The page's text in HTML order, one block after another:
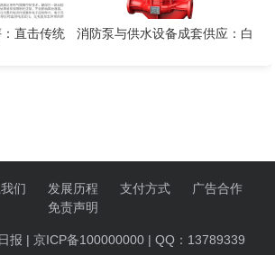
直击传统
消防泵与供水设备成套供应：白
们 发展历程 支付方式
广告合作
免责声明
报 | 京ICP备100000000 | QQ：13789339